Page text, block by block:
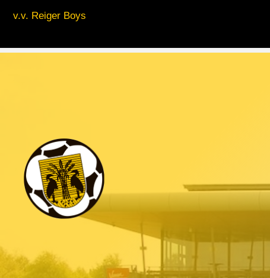
v.v. Reiger Boys